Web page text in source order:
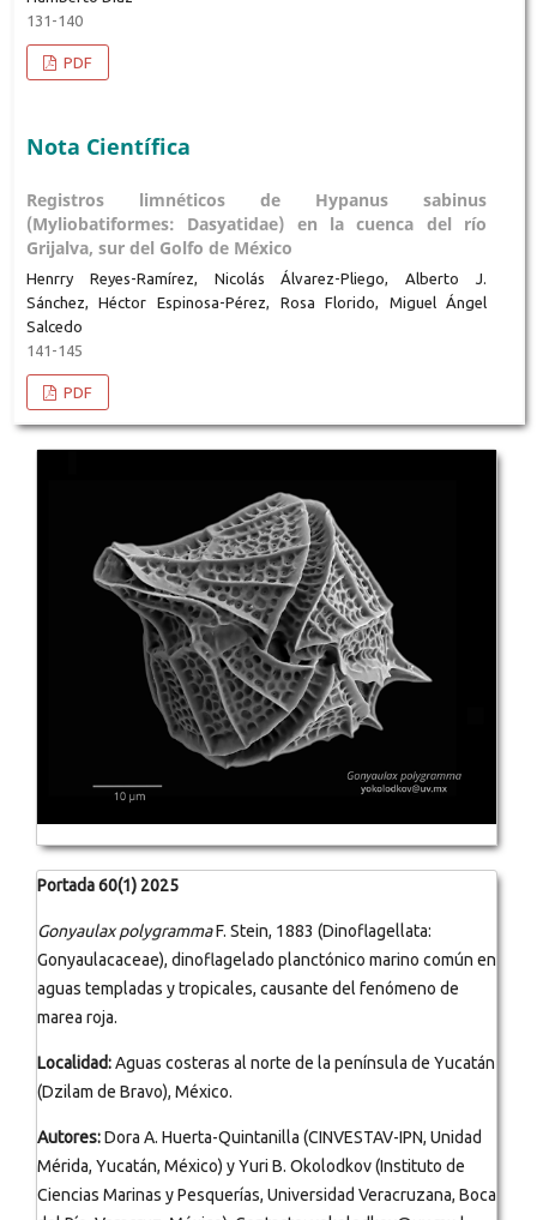
131-140
PDF
Nota Científica
Registros limnéticos de Hypanus sabinus
(Myliobatiformes: Dasyatidae) en la cuenca del río
Grijalva, sur del Golfo de México
Henrry Reyes-Ramírez, Nicolás Álvarez-Pliego, Alberto J.
Sánchez, Héctor Espinosa-Pérez, Rosa Florido, Miguel Ángel
Salcedo
141-145
PDF
Portada 60(1) 2025
Gonyaulax polygrammaF. Stein, 1883 (Dinoflagellata:
Gonyaulacaceae), dinoflagelado planctónico marino común en
aguas templadas y tropicales, causante del fenómeno de
marea roja.
Localidad:Aguas costeras al norte de la península de Yucatán
(Dzilam de Bravo), México.
Autores:Dora A. Huerta-Quintanilla (CINVESTAV-IPN, Unidad
Mérida, Yucatán, México) y Yuri B. Okolodkov (Instituto de
Ciencias Marinas y Pesquerías, Universidad Veracruzana, Boca